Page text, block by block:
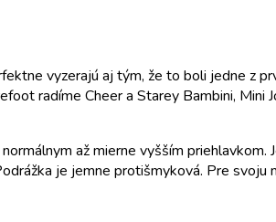
vyzerajú aj tým, že to boli jedne z
radíme Cheer a Starey Bambini, Mini
až mierne vyšším
je jemne protišmyková. Pre